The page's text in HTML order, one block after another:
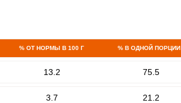
% ОТ НОРМЫ В 100 Г % В ОДНОЙ ПОРЦИИ
13.2 75.5
3.7 21.2